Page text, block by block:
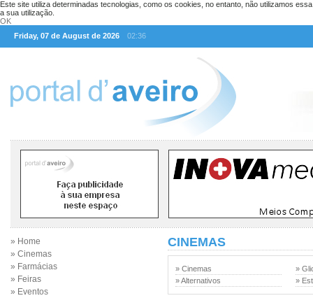
Este site utiliza determinadas tecnologias, como os cookies, no entanto, não utilizamos
a sua utilização.
OK
Friday, 07 de August de 2026
02:36
» Home
» Cinemas
» Farmácias
» Feiras
» Eventos
CINEMAS
» Cinemas
» Alternativos
»
»